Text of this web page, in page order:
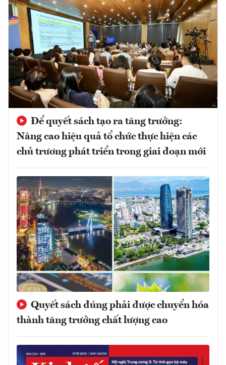
Để quyết sách tạo ra tăng trưởng:
Nâng cao hiệu quả tổ chức thực hiện các
chủ trương phát triển trong giai đoạn mới
Quyết sách đúng phải được chuyển hóa
thành tăng trưởng chất lượng cao